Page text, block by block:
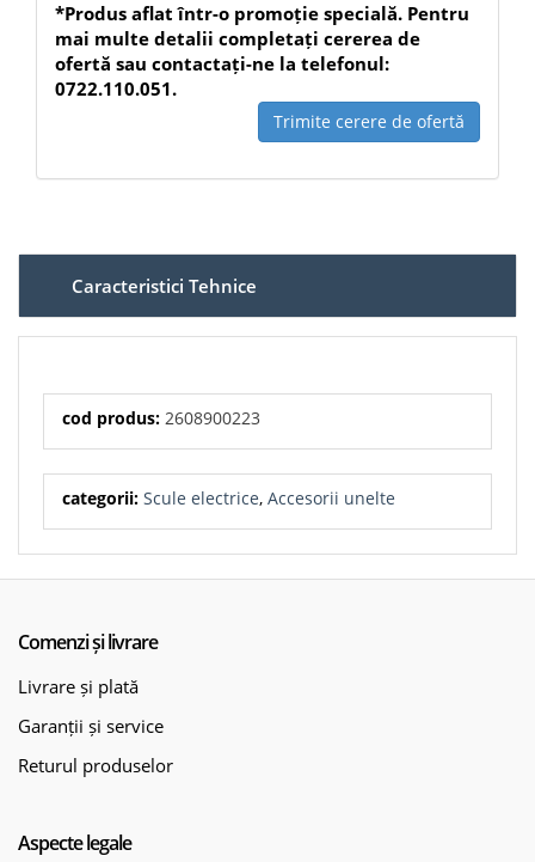
*Produs aflat într-o promoție specială. Pentru
mai multe detalii completați cererea de
ofertă sau contactați-ne la telefonul:
0722.110.051.
Trimite cerere de ofertă
Caracteristici Tehnice
cod produs: 2608900223
categorii: Scule electrice, Accesorii unelte
Comenzi și livrare
Livrare și plată
Garanții și service
Returul produselor
Aspecte legale